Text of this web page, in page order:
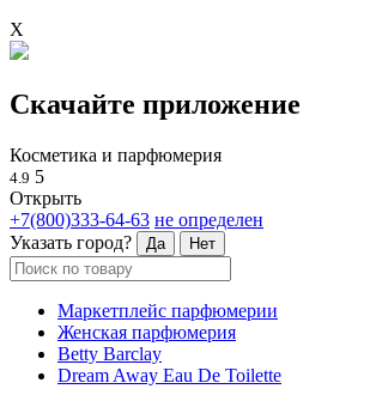
X
Скачайте приложение
Косметика и парфюмерия
4.9 5
Открыть
+7(800)333-64-63 не определен
Указать город?
Да Нет
Маркетплейс парфюмерии
Женская парфюмерия
Betty Barclay
Dream Away Eau De Toilette